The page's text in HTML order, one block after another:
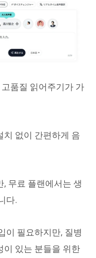
품질 읽어주기가 가
치 없이 간편하게 음
무료 플랜에서는 생
다.
이 필요하지만, 질병
이 있는 분들을 위한